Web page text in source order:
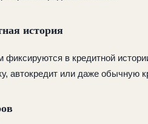
история
фиксируются в кредитной
автокредит или даже обычную